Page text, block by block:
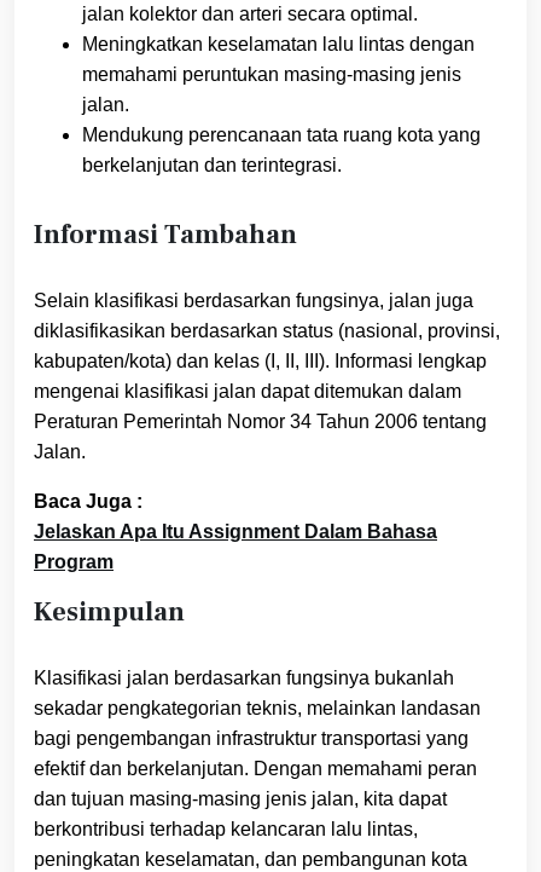
jalan kolektor dan arteri secara optimal.
Meningkatkan keselamatan lalu lintas dengan
memahami peruntukan masing-masing jenis
jalan.
Mendukung perencanaan tata ruang kota yang
berkelanjutan dan terintegrasi.
Informasi Tambahan
Selain klasifikasi berdasarkan fungsinya, jalan juga
diklasifikasikan berdasarkan status (nasional, provinsi,
kabupaten/kota) dan kelas (I, II, III). Informasi lengkap
mengenai klasifikasi jalan dapat ditemukan dalam
Peraturan Pemerintah Nomor 34 Tahun 2006 tentang
Jalan.
Baca Juga :
Jelaskan Apa Itu Assignment Dalam Bahasa
Program
Kesimpulan
Klasifikasi jalan berdasarkan fungsinya bukanlah
sekadar pengkategorian teknis, melainkan landasan
bagi pengembangan infrastruktur transportasi yang
efektif dan berkelanjutan. Dengan memahami peran
dan tujuan masing-masing jenis jalan, kita dapat
berkontribusi terhadap kelancaran lalu lintas,
peningkatan keselamatan, dan pembangunan kota